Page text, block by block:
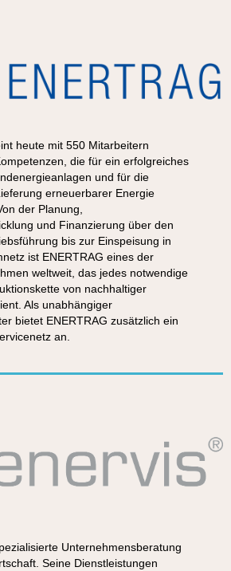
heute mit 550 Mitarbeitern
die für ein erfolgreiches
und für die
erneuerbarer Energie
der Planung,
und Finanzierung über den
bis zur Einspeisung in
ist ENERTRAG eines der
weltweit, das jedes notwendige
von nachhaltiger
Als unabhängiger
bietet ENERTRAG zusätzlich ein
an.
Unternehmensberatung
Seine Dienstleistungen